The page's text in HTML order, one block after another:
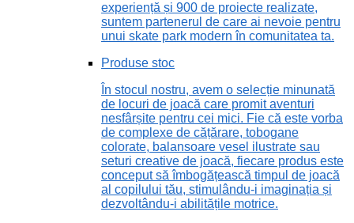
experiență și 900 de proiecte realizate,
suntem partenerul de care ai nevoie pentru
unui skate park modern în comunitatea ta.
Produse stoc
În stocul nostru, avem o selecție minunată
de locuri de joacă care promit aventuri
nesfârșite pentru cei mici. Fie că este vorba
de complexe de cățărare, tobogane
colorate, balansoare vesel ilustrate sau
seturi creative de joacă, fiecare produs este
conceput să îmbogățească timpul de joacă
al copilului tău, stimulându-i imaginația și
dezvoltându-i abilitățile motrice.